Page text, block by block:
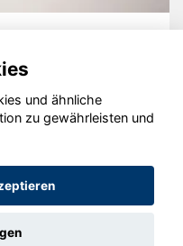
2020 - 2026
und ähnliche
zu gewährleisten und